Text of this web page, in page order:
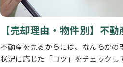
【売却理由・物件別】不
不動産を売るからには、なんらかの
状況に応じた「コツ」をチェックし